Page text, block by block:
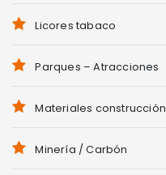
Licores tabaco
Parques – Atracciones
Materiales construcción
Minería / Carbón